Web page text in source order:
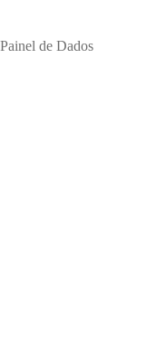
Painel de Dados